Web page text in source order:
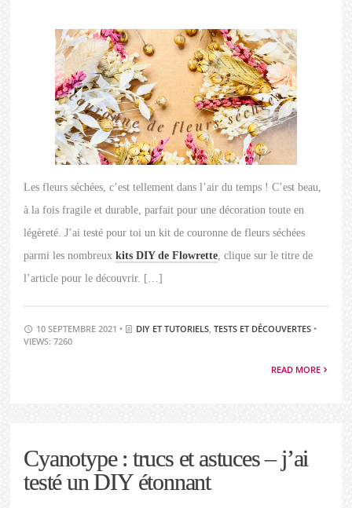
Les fleurs séchées, c’est tellement dans l’air du temps ! C’est beau,
à la fois fragile et durable, parfait pour une décoration toute en
légèreté. J’ai testé pour toi un kit de couronne de fleurs séchées
parmi les nombreuxkits DIY de Flowrette, clique sur le titre de
l’article pour le découvrir. […]
10 SEPTEMBRE 2021 • DIY ET TUTORIELS,TESTS ET DÉCOUVERTES •
VIEWS: 7260
READ MORE
Cyanotype : trucs et astuces – j’ai
testé un DIY étonnant